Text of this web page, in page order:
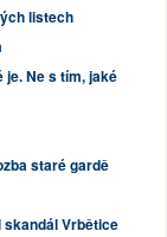
listech
Ne s tím, jaké
staré gardě
Vrbětice